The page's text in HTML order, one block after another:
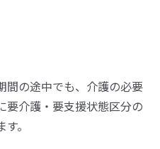
間の途中でも、介護の必要
要介護・要支援状態区分の
。